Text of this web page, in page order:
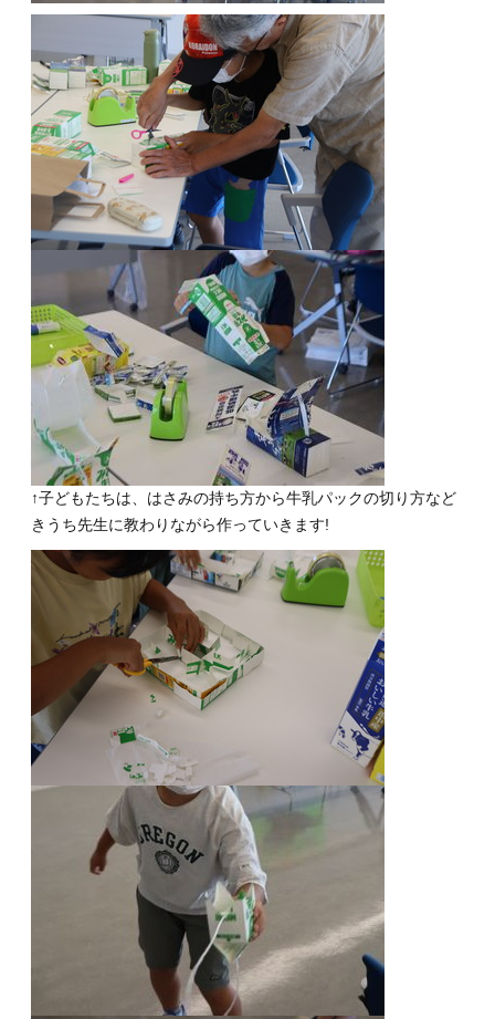
↑子どもたちは、はさみの持ち方から牛乳パックの切り方など
きうち先生に教わりながら作っていきます!